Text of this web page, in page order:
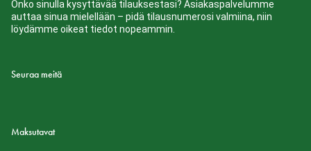
Onko sinulla kysyttävää tilauksestasi? Asiakaspalvelumme
auttaa sinua mielellään – pidä tilausnumerosi valmiina, niin
löydämme oikeat tiedot nopeammin.
Seuraa meitä
Maksutavat